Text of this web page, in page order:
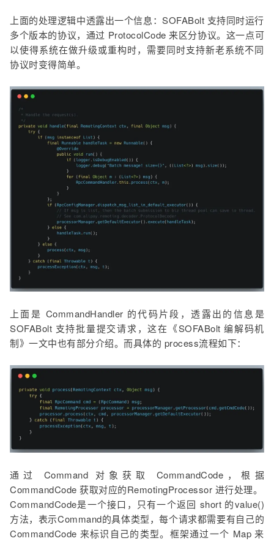
上面的处理逻辑中透露出一个信息：SOFABolt 支持同时运行
多个版本的协议，通过 ProtocolCode 来区分协议。这一点可
以使得系统在做升级或重构时，需要同时支持新老系统不同
协议时变得简单。
上面是 CommandHandler 的代码片段，透露出的信息是
SOFABolt 支持批量提交请求，这在《SOFABolt 编解码机
制》一文中也有部分介绍。而具体的 process流程如下：
通过 Command 对象获取 CommandCode，根据
CommandCode 获取对应的RemotingProcessor 进行处理。
CommandCode是一个接口，只有一个返回 short 的value()
方法，表示Command的具体类型，每个请求都需要有自己的
CommandCode 来标识自己的类型。框架通过一个 Map 来